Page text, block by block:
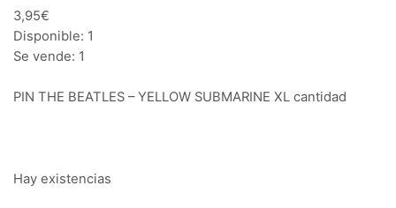
3,95€
Disponible: 1
Se vende: 1
PIN THE BEATLES – YELLOW SUBMARINE XL cantidad
Hay existencias